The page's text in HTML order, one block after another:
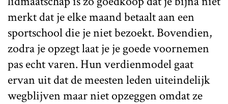
merkt dat je elke maand betaalt aan een
sportschool die je niet bezoekt. Bovendien,
zodra je opzegt laat je je goede voornemen
pas echt varen. Hun verdienmodel gaat
ervan uit dat de meesten leden uiteindelijk
wegblijven maar niet opzeggen omdat ze